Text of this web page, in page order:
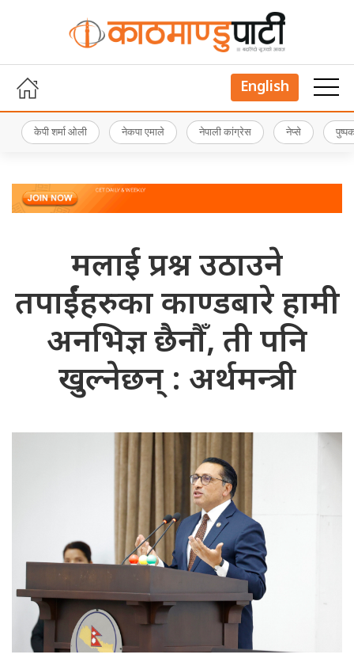
English
केपी शर्मा ओली नेकपा एमाले नेपाली कांग्रेस नेप्से
मलाई प्रश्न उठाउने
तपाईंहरुका काण्डबारे हामी
अनभिज्ञ छैनौँ, ती पनि
खुल्नेछन् : अर्थमन्त्री